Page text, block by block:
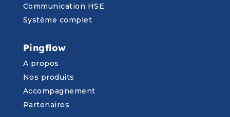
Communication HSE
Système complet
Pingflow
A propos
Nos produits
Accompagnement
Partenaires